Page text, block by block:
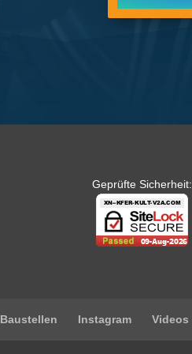
Geprüfte Sicherheit:
Baustellen Instagram Videos